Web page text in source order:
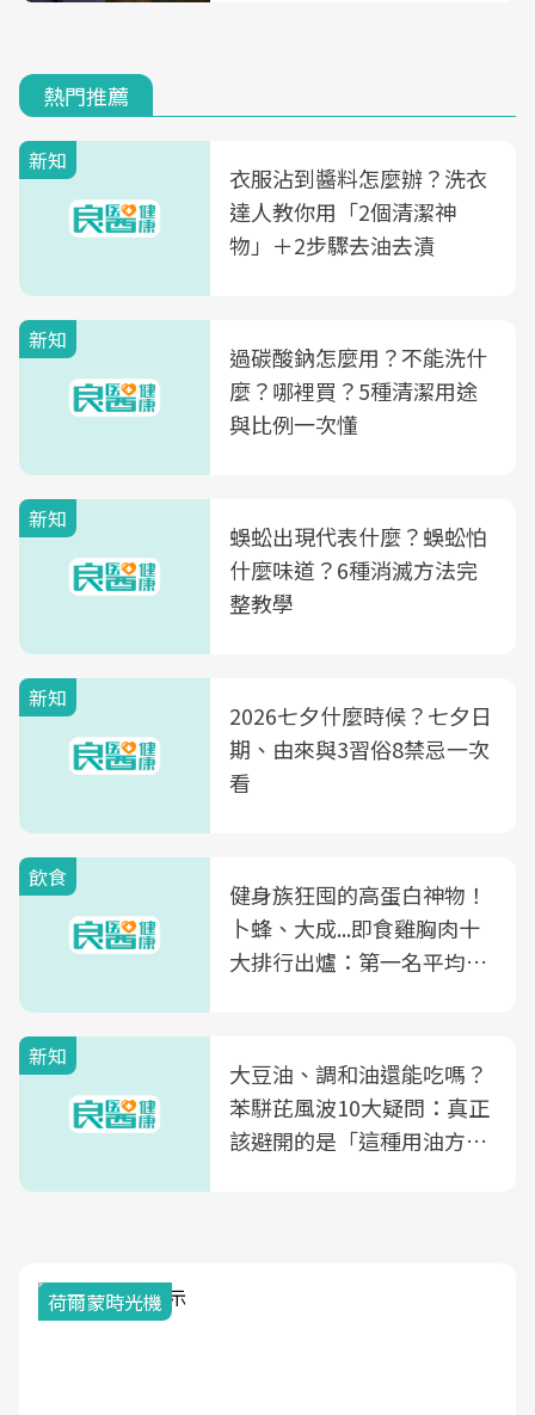
熱門推薦
新知
衣服沾到醬料怎麼辦？洗衣
達人教你用「2個清潔神
物」＋2步驟去油去漬
新知
過碳酸鈉怎麼用？不能洗什
麼？哪裡買？5種清潔用途
與比例一次懂
新知
蜈蚣出現代表什麼？蜈蚣怕
什麼味道？6種消滅方法完
整教學
新知
2026七夕什麼時候？七夕日
期、由來與3習俗8禁忌一次
看
飲食
健身族狂囤的高蛋白神物！
卜蜂、大成...即食雞胸肉十
大排行出爐：第一名平均一
新知
大豆油、調和油還能吃嗎？
苯駢芘風波10大疑問：真正
該避開的是「這種用油方
荷爾蒙時光機